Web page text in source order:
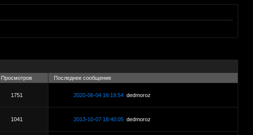
Просмотров Последнее сообщение
1751 2020-06-04 16:19:54 dedmoroz
1041 2013-10-07 18:40:05 dedmoroz